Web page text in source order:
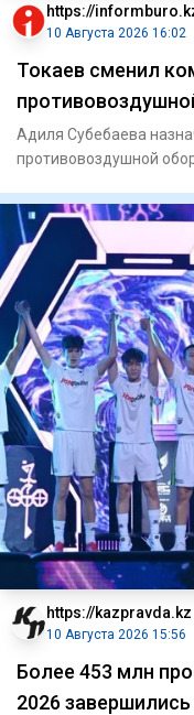
https://
10 Августа 2026 16:02
Токаев сменил
Адиля Субебаева
противовоздушной
https://kazpravda.kz
10 Августа 2026 15:56
Более 453 млн
2026